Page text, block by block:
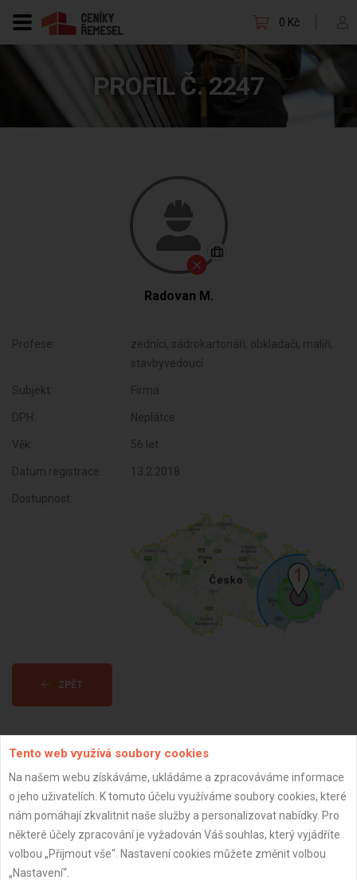
0 Kč
PROFIL Č. 2247
Radovan M.
Profese:
zedníci, sádrokartonáři, obkladači, malíři,
stavbyvedoucí
Subjekt: Firma
DPH: Neplátce
Věk: 56 let
Datum registrace: 13.2.2018
Dostupnost:
ZPĚT
Důležité informace
Tento web využívá soubory cookies
Na našem webu získáváme, ukládáme a zpracováváme informace
o jeho uživatelích. K tomuto účelu využíváme soubory cookies, které
nám pomáhají zkvalitnit naše služby a personalizovat nabídky. Pro
některé účely zpracování je vyžadován Váš souhlas, který vyjádříte
volbou „Přijmout vše“. Nastavení cookies můžete změnit volbou
„Nastavení“.